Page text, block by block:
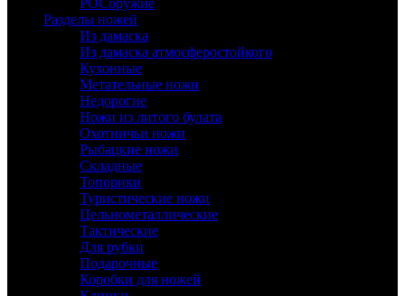
РОСоружие
Разделы ножей
Из дамаска
Из дамаска атмосферостойкого
Кухонные
Метательные ножи
Недорогие
Ножи из литого булата
Охотничьи ножи
Рыбацкие ножи
Складные
Топорики
Туристические ножи
Цельнометаллические
Тактические
Для рубки
Подарочные
Коробки для ножей